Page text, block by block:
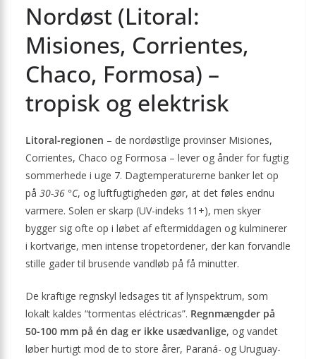
Nordøst (Litoral:
Misiones, Corrientes,
Chaco, Formosa) –
tropisk og elektrisk
Litoral-regionen – de nordøstlige provinser Misiones,
Corrientes, Chaco og Formosa – lever og ånder for fugtig
sommerhede i uge 7. Dagtemperaturerne banker let op
på 30-36 °C, og luftfugtigheden gør, at det føles endnu
varmere. Solen er skarp (UV-indeks 11+), men skyer
bygger sig ofte op i løbet af eftermiddagen og kulminerer
i kortvarige, men intense tropetordener, der kan forvandle
stille gader til brusende vandløb på få minutter.
De kraftige regnskyl ledsages tit af lynspektrum, som
lokalt kaldes “tormentas eléctricas”. Regnmængder på
50-100 mm på én dag er ikke usædvanlige, og vandet
løber hurtigt mod de to store årer, Paraná- og Uruguay-